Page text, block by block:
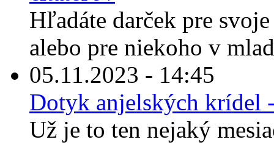
Hľadáte darček pre
alebo pre niekoho v
05.11.2023 - 14:45
Dotyk anjelských krídel
Už je to ten nejaký